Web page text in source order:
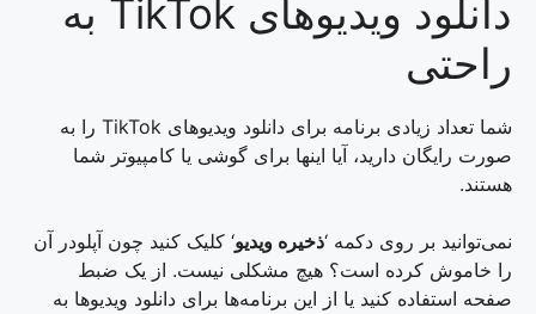
دانلود ویدیوهای TikTok به
راحتی
شما تعداد زیادی برنامه برای دانلود ویدیوهای TikTok را به
صورت رایگان دارید، آیا اینها برای گوشی یا کامپیوتر شما
هستند.
نمی‌توانید بر روی دکمه ‘ذخیره ویدیو‘ کلیک کنید چون آپلودر آن
را خاموش کرده است؟ هیچ مشکلی نیست. از یک ضبط
صفحه استفاده کنید یا از این برنامه‌ها برای دانلود ویدیوها به